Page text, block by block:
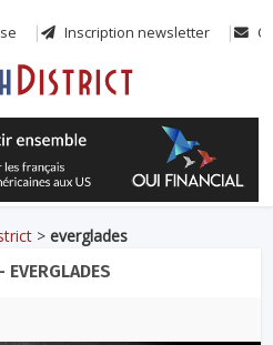
Inscription newsletter
>everglades
EVERGLADES